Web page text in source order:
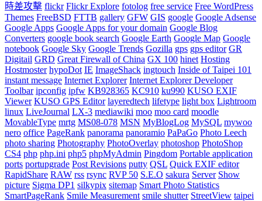
時差攻擊 flickr Flickr Explore fotolog free service Free WordPress
Themes FreeBSD FTTB gallery GFW GIS google Google Adsense
Google Apps Google Apps for your domain Google Blog
Converters google book search Google Earth Google Map Google
notebook Google Sky Google Trends Gozilla gps gps editor GR
Digitail GRD Great Firewall of China GX 100 hinet Hosting
Hostmoster hypoDot IE ImageShack ingtouch Inside of Taipei 101
instant message Internet Explorer Internet Explorer Developer
Toolbar ipconfig ipfw KB928365 KC910 ku990 KUSO EXIF
Viewer KUSO GPS Editor layeredtech lifetype light box Lightroom
linux LiveJournal LX-3 mediawiki moo moo card moodle
MovableType mrtg MS08-078 MSN MyBlogLog MySQL mywoo
nero office PageRank panorama panoramio PaPaGo Photo Leech
photo sharing Photography PhotoOverlay photoshop PhotoShop
CS4 php php.ini php5 phpMyAdmin Pingdom Portable application
ports portupgrade Post Revisions putty QSL Quick EXIF editor
RapidShare RAW rss rsync RVP 50 S.E.O sakura Server Show
picture Sigma DP1 silkypix sitemap Smart Photo Statistics
SmartPageRank Smile Measurement smile shutter StreetView taipei